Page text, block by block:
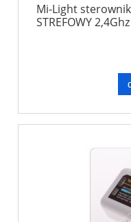
Mi-Light
STREFOWY